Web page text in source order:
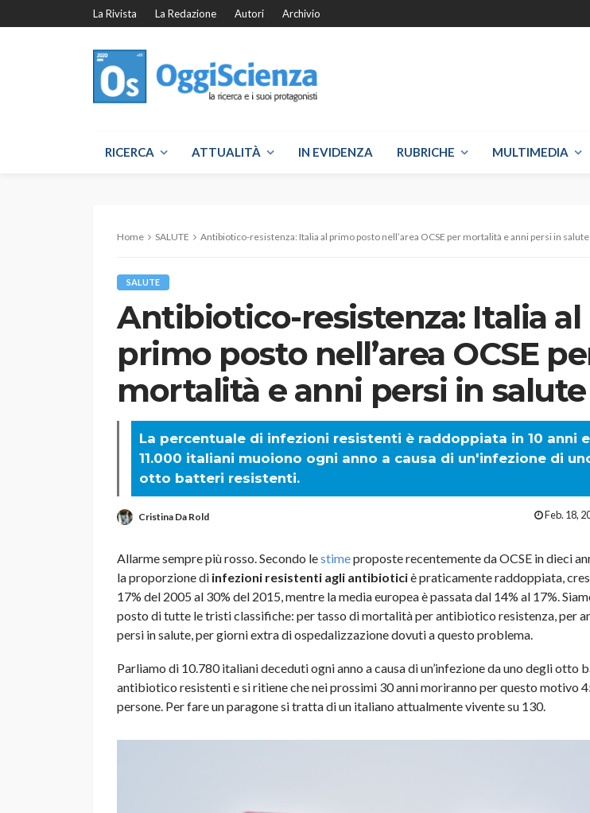
La Rivista La Redazione Autori Archivio
RICERCA ATTUALITÀ IN EVIDENZA RUBRICHE MULTIMEDIA
Home SALUTE Antibiotico-resistenza: Italia al primo posto nell’area OCSE per mortalità e anni persi in salute
SALUTE
Antibiotico-resistenza: Italia al
primo posto nell’area OCSE
mortalità e anni persi in salute
La percentuale di infezioni resistenti è raddoppiata in 10 anni
11.000 italiani muoiono ogni anno a causa di un'infezione di
otto batteri resistenti.
Cristina Da Rold Feb. 18,
Allarme sempre più rosso. Secondo lestimeproposte recentemente da OCSE in dieci
la proporzione di infezioni resistenti agli antibioticiè praticamente raddoppiata,
17% del 2005 al 30% del 2015, mentre la media europea è passata dal 14% al 17%.
posto di tutte le tristi classifiche: per tasso di mortalità per antibiotico resistenza, per
persi in salute, per giorni extra di ospedalizzazione dovuti a questo problema.
Parliamo di 10.780 italiani deceduti ogni anno a causa di un’infezione da uno degli otto
antibiotico resistenti e si ritiene che nei prossimi 30 anni moriranno per questo motivo
persone. Per fare un paragone si tratta di un italiano attualmente vivente su 130.